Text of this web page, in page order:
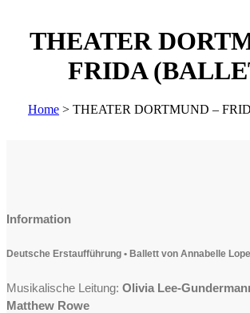
THEATER
FRIDA
Home > THEATER DORTMUND –
Information
Deutsche Erstaufführung • Ballett von Annabelle
Musikalische Leitung: Olivia Lee-
Matthew Rowe